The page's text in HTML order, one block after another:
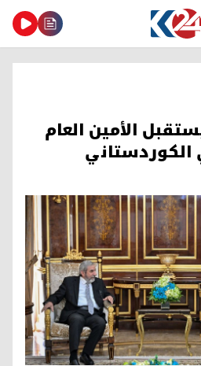
الأمين العام
الكوردستاني